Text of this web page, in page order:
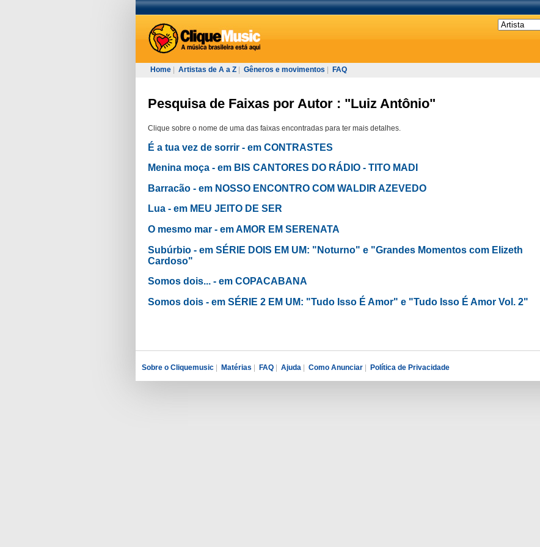
Home Artistas de A a Z Gêneros e movimentos FAQ
Pesquisa de Faixas por Autor : "Luiz Antônio"
Clique sobre o nome de uma das faixas encontradas para ter mais detalhes.
É a tua vez de sorrir - em CONTRASTES
Menina moça - em BIS CANTORES DO RÁDIO - TITO MADI
Barracão - em NOSSO ENCONTRO COM WALDIR AZEVEDO
Lua - em MEU JEITO DE SER
O mesmo mar - em AMOR EM SERENATA
Subúrbio - em SÉRIE DOIS EM UM: "Noturno" e "Grandes Momentos com Elizeth
Cardoso"
Somos dois... - em COPACABANA
Somos dois - em SÉRIE 2 EM UM: "Tudo Isso É Amor" e "Tudo Isso É Amor Vol. 2"
Sobre o Cliquemusic | Matérias | FAQ | Ajuda | Como Anunciar | Política de Privacidade